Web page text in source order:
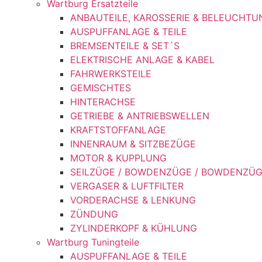
Wartburg Ersatzteile
ANBAUTEILE, KAROSSERIE &
AUSPUFFANLAGE & TEILE
BREMSENTEILE & SET´S
ELEKTRISCHE ANLAGE & KABEL
FAHRWERKSTEILE
GEMISCHTES
HINTERACHSE
GETRIEBE & ANTRIEBSWELLEN
KRAFTSTOFFANLAGE
INNENRAUM & SITZBEZÜGE
MOTOR & KUPPLUNG
SEILZÜGE / BOWDENZÜGE /
VERGASER & LUFTFILTER
VORDERACHSE & LENKUNG
ZÜNDUNG
ZYLINDERKOPF & KÜHLUNG
Wartburg Tuningteile
AUSPUFFANLAGE & TEILE